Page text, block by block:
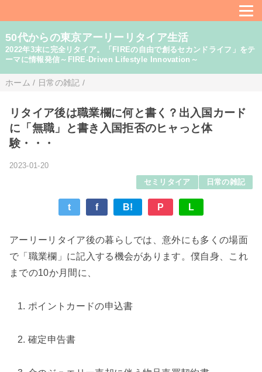
50代からの東京アーリーリタイア生活
2022年3末に完全リタイア。「FIREの自由で創るセカンドライフ」をテ
ーマに情報発信～FIRE-Driven Lifestyle Innovation～
ホーム / 日常の雑記 /
リタイア後は職業欄に何と書く？出入国カード
に「無職」と書き入国拒否のヒャっと体
験・・・
2023-01-20
セミリタイア
日常の雑記
t f B! P L
アーリーリタイア後の暮らしでは、意外にも多くの場面
で「職業欄」に記入する機会があります。僕自身、これ
までの10か月間に、
ポイントカードの申込書
確定申告書